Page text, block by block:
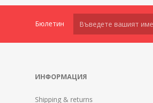
Бюлетин
ИНФОРМАЦИЯ
Shipping & returns